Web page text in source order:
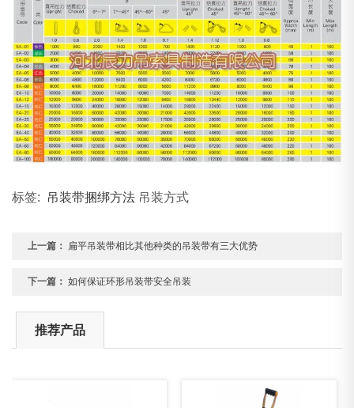
标签: 吊装带捆绑方法 吊装方式
上一篇： 扁平吊装带相比其他种类的吊装带有三大优势
下一篇： 如何保证环形吊装带安全吊装
推荐产品